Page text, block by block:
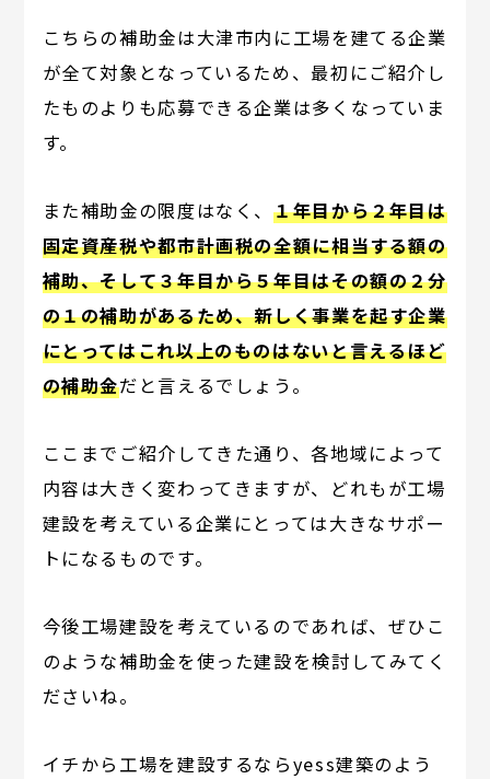
こちらの補助金は大津市内に工場を建てる企業
が全て対象となっているため、最初にご紹介し
たものよりも応募できる企業は多くなっていま
す。
また補助金の限度はなく、１年目から２年目は
固定資産税や都市計画税の全額に相当する額の
補助、そして３年目から５年目はその額の２分
の１の補助があるため、新しく事業を起す企業
にとってはこれ以上のものはないと言えるほど
の補助金だと言えるでしょう。
ここまでご紹介してきた通り、各地域によって
内容は大きく変わってきますが、どれもが工場
建設を考えている企業にとっては大きなサポー
トになるものです。
今後工場建設を考えているのであれば、ぜひこ
のような補助金を使った建設を検討してみてく
ださいね。
イチから工場を建設するならyess建築のよう